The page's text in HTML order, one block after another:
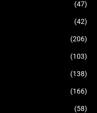
(47)
(42)
(206)
(103)
(138)
(166)
(58)